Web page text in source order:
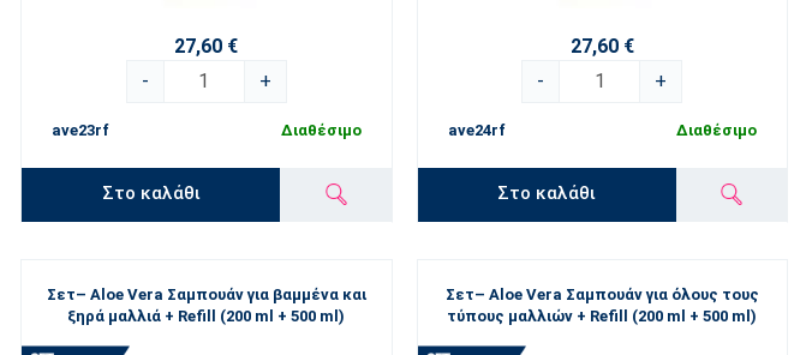
27,60 €
-
+
ave23rf Διαθέσιμο
Στο καλάθι
27,60 €
-
+
ave24rf Διαθέσιμο
Στο καλάθι
Σετ– Aloe Vera Σαμπουάν για βαμμένα και
ξηρά μαλλιά + Refill (200 ml + 500 ml)
Σετ– Aloe Vera Σαμπουάν για όλους τους
τύπους μαλλιών + Refill (200 ml + 500 ml)